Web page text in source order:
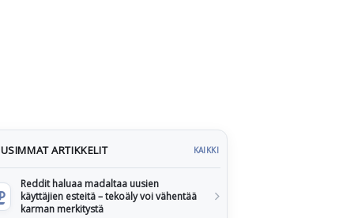
ARTIKKELIT KAIKKI
Reddit haluaa madaltaa uusien
käyttäjien esteitä – tekoäly voi vähentää
karman merkitystä